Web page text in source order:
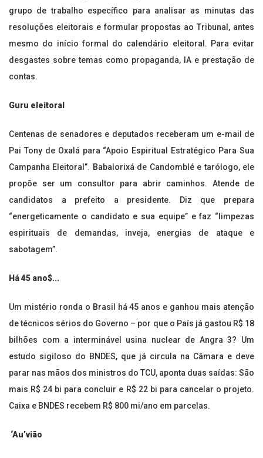
grupo de trabalho específico para analisar as minutas das
resoluções eleitorais e formular propostas ao Tribunal, antes
mesmo do início formal do calendário eleitoral. Para evitar
desgastes sobre temas como propaganda, IA e prestação de
contas.
Guru eleitoral
Centenas de senadores e deputados receberam um e-mail de
Pai Tony de Oxalá para “Apoio Espiritual Estratégico Para Sua
Campanha Eleitoral”. Babalorixá de Candomblé e tarólogo, ele
propõe ser um consultor para abrir caminhos. Atende de
candidatos a prefeito a presidente. Diz que prepara
“energeticamente o candidato e sua equipe” e faz “limpezas
espirituais de demandas, inveja, energias de ataque e
sabotagem”.
Há 45 ano$...
Um mistério ronda o Brasil há 45 anos e ganhou mais atenção
de técnicos sérios do Governo – por que o País já gastou R$ 18
bilhões com a interminável usina nuclear de Angra 3? Um
estudo sigiloso do BNDES, que já circula na Câmara e deve
parar nas mãos dos ministros do TCU, aponta duas saídas: São
mais R$ 24 bi para concluir e R$ 22 bi para cancelar o projeto.
Caixa e BNDES recebem R$ 800 mi/ano em parcelas.
‘Au’vião